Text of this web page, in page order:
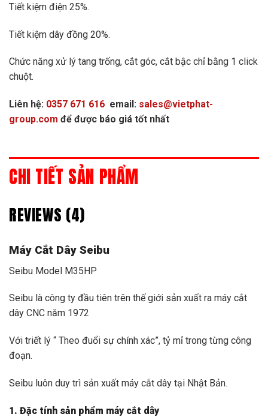
Tiết kiệm điện 25%.
Tiết kiệm dây đồng 20%.
Chức năng xử lý tang trống, cắt góc, cắt bậc chỉ bằng 1 click
chuột.
Liên hệ: 0357 671 616 email: sales@vietphat-
group.com để được báo giá tốt nhất
CHI TIẾT SẢN PHẨM
REVIEWS (4)
Máy Cắt Dây Seibu
Seibu Model M35HP
Seibu là công ty đầu tiên trên thế giới sản xuất ra máy cắt
dây CNC năm 1972
Với triết lý “ Theo đuổi sự chính xác”, tỷ mỉ trong từng công
đoạn.
Seibu luôn duy trì sản xuất máy cắt dây tại Nhật Bản.
1. Đặc tính sản phẩm máy cắt dây